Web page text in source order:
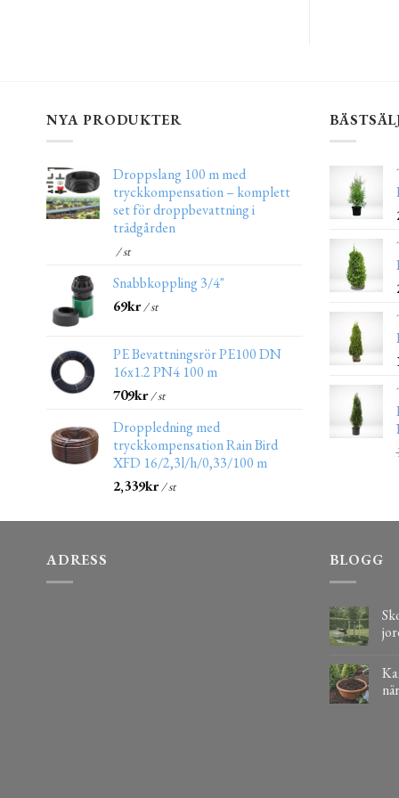
NYA PRODUKTER
Droppslang 100 m med
tryckkompensation – komplett
set för droppbevattning i
trädgården
/ st
Snabbkoppling 3/4"
69kr/ st
PE Bevattningsrör PE100 DN
16x1.2 PN4 100 m
709kr/ st
Droppledning med
tryckkompensation Rain Bird
XFD 16/2,3l/h/0,33/100 m
2,339kr/ st
ADRESS BLOGG